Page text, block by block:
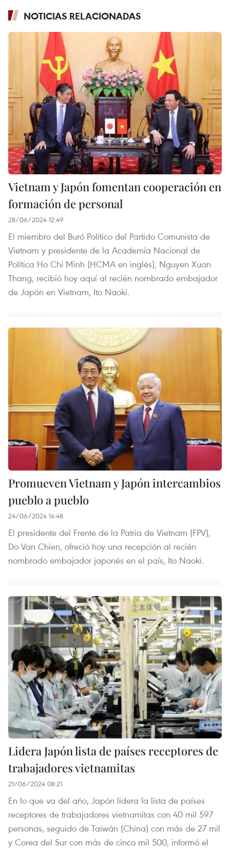
NOTICIAS RELACIONADAS
Vietnam y Japón fomentan cooperación en
formación de personal
28/06/2024 12:49
El miembro del Buró Político del Partido Comunista de
Vietnam y presidente de la Academia Nacional de
Política Ho Chi Minh (HCMA en inglés), Nguyen Xuan
Thang, recibió hoy aquí al recién nombrado embajador
de Japón en Vietnam, Ito Naoki.
Promueven Vietnam y Japón intercambios
pueblo a pueblo
24/06/2024 14:48
El presidente del Frente de la Patria de Vietnam (FPV),
Do Van Chien, ofreció hoy una recepción al recién
nombrado embajador japonés en el país, Ito Naoki.
Lidera Japón lista de países receptores de
trabajadores vietnamitas
21/06/2024 08:21
En lo que va del año, Japón lidera la lista de países
receptores de trabajadores vietnamitas con 40 mil 597
personas, seguido de Taiwán (China) con más de 27 mil
y Corea del Sur con más de cinco mil 500, informó el